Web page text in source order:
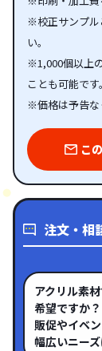
※校正サンプル
い。
※1,000個以上
ことも可能です。
※価格は予告な
こ
注文・相
アクリル素
希望ですか？
販促やイベ
幅広いニーズ